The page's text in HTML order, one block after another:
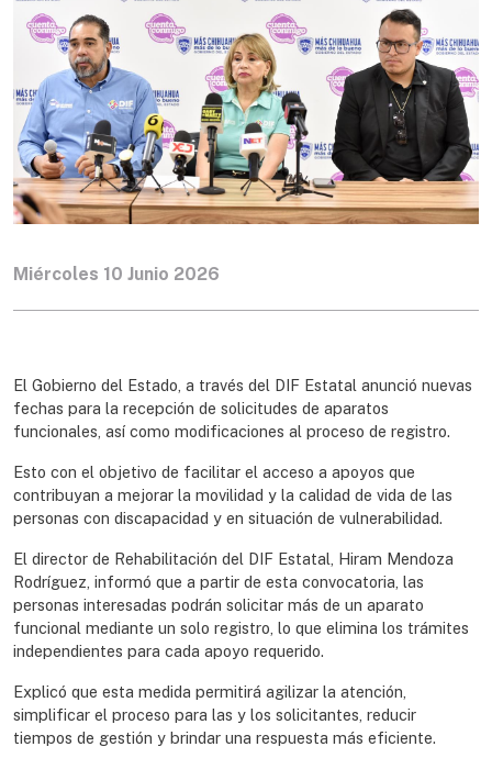
Miércoles 10 Junio 2026
El Gobierno del Estado, a través del DIF Estatal anunció nuevas
fechas para la recepción de solicitudes de aparatos
funcionales, así como modificaciones al proceso de registro.
Esto con el objetivo de facilitar el acceso a apoyos que
contribuyan a mejorar la movilidad y la calidad de vida de las
personas con discapacidad y en situación de vulnerabilidad.
El director de Rehabilitación del DIF Estatal, Hiram Mendoza
Rodríguez, informó que a partir de esta convocatoria, las
personas interesadas podrán solicitar más de un aparato
funcional mediante un solo registro, lo que elimina los trámites
independientes para cada apoyo requerido.
Explicó que esta medida permitirá agilizar la atención,
simplificar el proceso para las y los solicitantes, reducir
tiempos de gestión y brindar una respuesta más eficiente.